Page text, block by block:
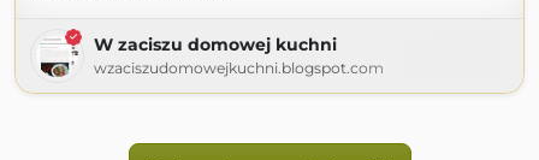
W zaciszu domowej kuchni
wzaciszudomowejkuchni.blogspot.com